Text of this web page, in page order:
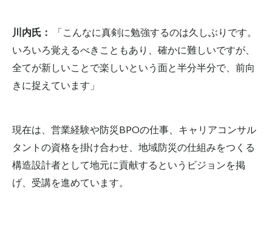
川内氏：
「こんなに真剣に勉強するのは久しぶりです。
いろいろ覚えるべきこともあり、確かに難しいですが、
全てが新しいことで楽しいという面と半分半分で、前向
きに捉えています」
現在は、営業経験や防災BPOの仕事、キャリアコンサル
タントの資格を掛け合わせ、地域防災の仕組みをつくる
構造設計者として地元に貢献するというビジョンを掲
げ、受講を進めています。